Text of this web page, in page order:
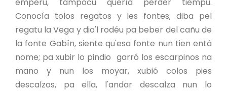
Conocía tolos regatos y les fontes; diba pel
regatu la Vega y dio'l rodéu pa beber del cañu de
la fonte Gabín, siente qu'esa fonte nun tien entá
nome; pa xubir lo pindio garró los escarpinos na
mano y nun los moyar, xubió colos pies
descalzos, pa ella, l'andar descalza nun lo